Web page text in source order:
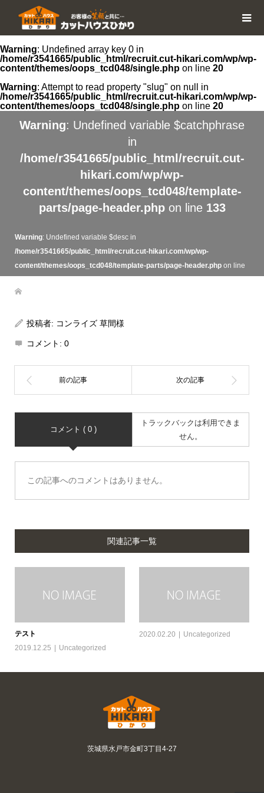
Warning: Undefined array key 0 in
/home/r3541665/public_html/recruit.cut-hikari.com/wp/wp-
content/themes/oops_tcd048/single.php on line 20
Warning: Attempt to read property "slug" on null in
/home/r3541665/public_html/recruit.cut-hikari.com/wp/wp-
content/themes/oops_tcd048/single.php on line 20
Warning: Undefined variable $catchphrase
in
/home/r3541665/public_html/recruit.cut-
hikari.com/wp/wp-
content/themes/oops_tcd048/template-
parts/page-header.phpon line 133
Warning: Undefined variable $desc in
/home/r3541665/public_html/recruit.cut-hikari.com/wp/wp-
content/themes/oops_tcd048/template-parts/page-header.phpon line
投稿者: コンライズ 草間様
コメント: 0
コメント ( 0 )
トラックバックは利用できま
せん。
この記事へのコメントはありません。
関連記事一覧
テスト
2019.12.25
Uncategorized
2020.02.20 Uncategorized
茨城県水戸市金町3丁目4-27